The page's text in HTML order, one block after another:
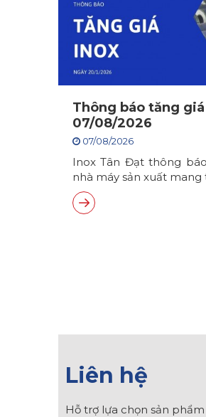
Thông báo tăng
07/08/2026
07/08/2026
Inox Tân Đạt thông
nhà máy sản xuất mang
Liên hệ
Hỗ trợ lựa chọn sản